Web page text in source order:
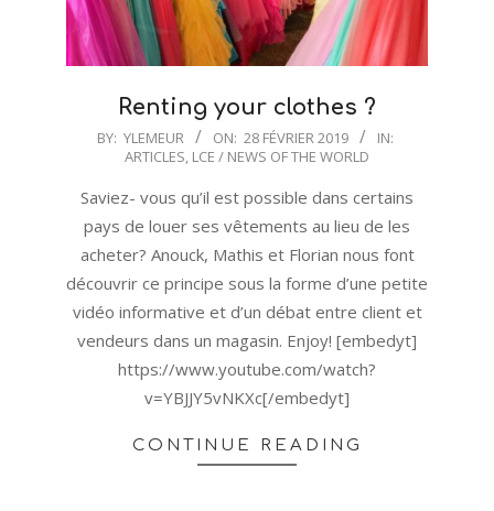
Renting your clothes ?
2019-
28
BY: YLEMEUR ON: 28 FÉVRIER 2019
IN:
ARTICLES, LCE / NEWS OF THE WORLD
Saviez- vous qu’il est possible dans certains
pays de louer ses vêtements au lieu de les
acheter? Anouck, Mathis et Florian nous font
découvrir ce principe sous la forme d’une petite
vidéo informative et d’un débat entre client et
vendeurs dans un magasin. Enjoy! [embedyt]
https://www.youtube.com/watch?
v=YBJJY5vNKXc[/embedyt]
CONTINUE READING